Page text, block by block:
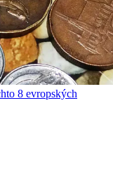
8 evropských